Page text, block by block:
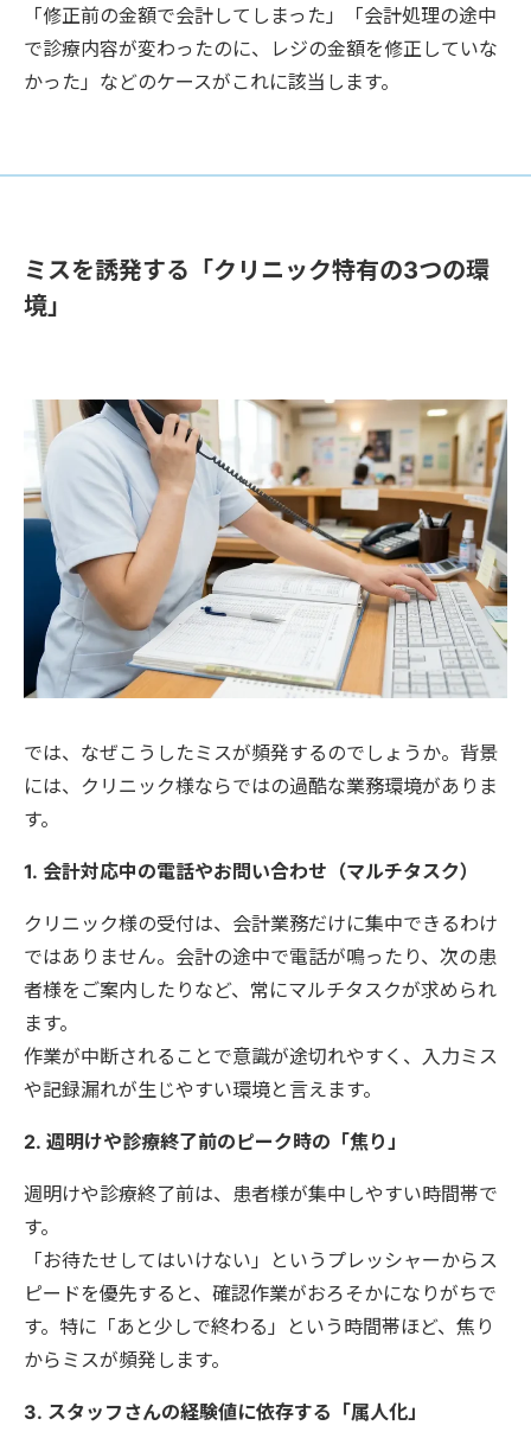
「修正前の金額で会計してしまった」「会計処理の途中
で診療内容が変わったのに、レジの金額を修正していな
かった」などのケースがこれに該当します。
ミスを誘発する「クリニック特有の3つの環
境」
では、なぜこうしたミスが頻発するのでしょうか。背景
には、クリニック様ならではの過酷な業務環境がありま
す。
1. 会計対応中の電話やお問い合わせ（マルチタスク）
クリニック様の受付は、会計業務だけに集中できるわけ
ではありません。会計の途中で電話が鳴ったり、次の患
者様をご案内したりなど、常にマルチタスクが求められ
ます。
作業が中断されることで意識が途切れやすく、入力ミス
や記録漏れが生じやすい環境と言えます。
2. 週明けや診療終了前のピーク時の「焦り」
週明けや診療終了前は、患者様が集中しやすい時間帯で
す。
「お待たせしてはいけない」というプレッシャーからス
ピードを優先すると、確認作業がおろそかになりがちで
す。特に「あと少しで終わる」という時間帯ほど、焦り
からミスが頻発します。
3. スタッフさんの経験値に依存する「属人化」